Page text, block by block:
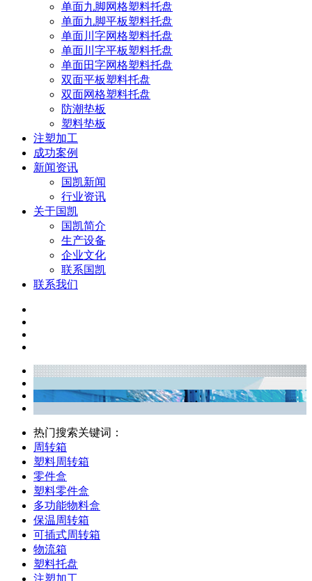
单面九脚网格塑料托盘
单面九脚平板塑料托盘
单面川字网格塑料托盘
单面川字平板塑料托盘
单面田字网格塑料托盘
双面平板塑料托盘
双面网格塑料托盘
防潮垫板
塑料垫板
注塑加工
成功案例
新闻资讯
国凯新闻
行业资讯
关于国凯
国凯简介
生产设备
企业文化
联系国凯
联系我们
热门搜索关键词：
周转箱
塑料周转箱
零件盒
塑料零件盒
多功能物料盒
保温周转箱
可插式周转箱
物流箱
塑料托盘
注塑加工